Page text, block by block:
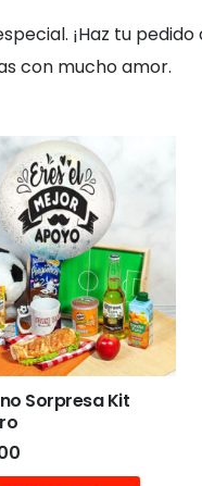
¡Haz tu
con mucho amor.
Sorpresa Kit